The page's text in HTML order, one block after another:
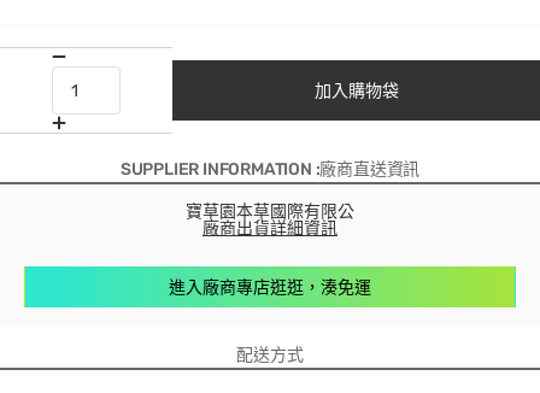
加入購物袋
SUPPLIER INFORMATION :廠商直送資訊
寶草園本草國際有限公
廠商出貨詳細資訊
進入廠商專店逛逛，湊免運
配送方式